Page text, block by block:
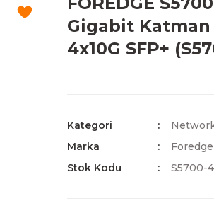
Gigabit
4x10G SFP+
Kategori
Marka
Foredge
Stok Kodu
S5700-